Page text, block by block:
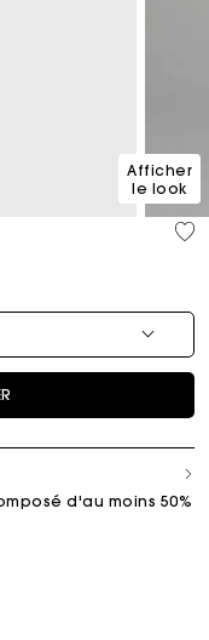
Afficher
le look
d'au moins 50%